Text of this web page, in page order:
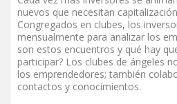
nuevos que necesitan
Congregados en clubes, los
mensualmente para analizar los
son estos encuentros y qué hay
participar? Los clubes de ángeles
los emprendedores; también
contactos y conocimientos.